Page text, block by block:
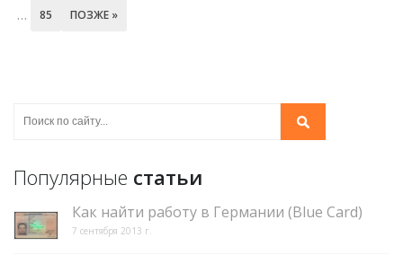
… 85 ПОЗЖЕ »
Популярные статьи
Как найти работу в Германии (Blue Card)
7 сентября 2013 г.